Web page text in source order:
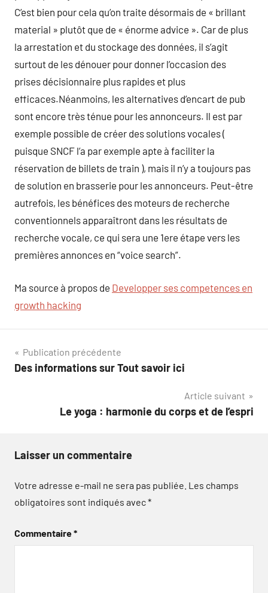
C’est bien pour cela qu’on traite désormais de « brillant
material » plutôt que de « énorme advice ». Car de plus
la arrestation et du stockage des données, il s’agit
surtout de les dénouer pour donner l’occasion des
prises décisionnaire plus rapides et plus
efficaces.Néanmoins, les alternatives d’encart de pub
sont encore très ténue pour les annonceurs. Il est par
exemple possible de créer des solutions vocales (
puisque SNCF l’a par exemple apte à faciliter la
réservation de billets de train ), mais il n’y a toujours pas
de solution en brasserie pour les annonceurs. Peut-être
autrefois, les bénéfices des moteurs de recherche
conventionnels apparaîtront dans les résultats de
recherche vocale, ce qui sera une 1ere étape vers les
premières annonces en “voice search”.
Ma source à propos de Developper ses competences en
growth hacking
Navigation
de
Publication précédente
Des informations sur Tout savoir ici
Article suivant
Le yoga : harmonie du corps et de l’espri
Laisser un commentaire
Votre adresse e-mail ne sera pas publiée. Les champs
obligatoires sont indiqués avec*
Commentaire*